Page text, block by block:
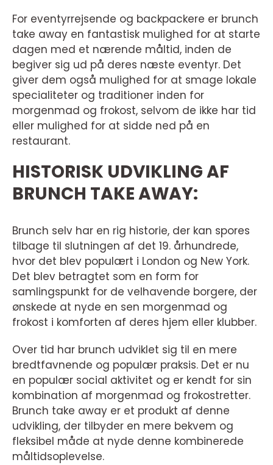
For eventyrrejsende og backpackere er brunch
take away en fantastisk mulighed for at starte
dagen med et nærende måltid, inden de
begiver sig ud på deres næste eventyr. Det
giver dem også mulighed for at smage lokale
specialiteter og traditioner inden for
morgenmad og frokost, selvom de ikke har tid
eller mulighed for at sidde ned på en
restaurant.
HISTORISK UDVIKLING AF
BRUNCH TAKE AWAY:
Brunch selv har en rig historie, der kan spores
tilbage til slutningen af det 19. århundrede,
hvor det blev populært i London og New York.
Det blev betragtet som en form for
samlingspunkt for de velhavende borgere, der
ønskede at nyde en sen morgenmad og
frokost i komforten af deres hjem eller klubber.
Over tid har brunch udviklet sig til en mere
bredtfavnende og populær praksis. Det er nu
en populær social aktivitet og er kendt for sin
kombination af morgenmad og frokostretter.
Brunch take away er et produkt af denne
udvikling, der tilbyder en mere bekvem og
fleksibel måde at nyde denne kombinerede
måltidsoplevelse.